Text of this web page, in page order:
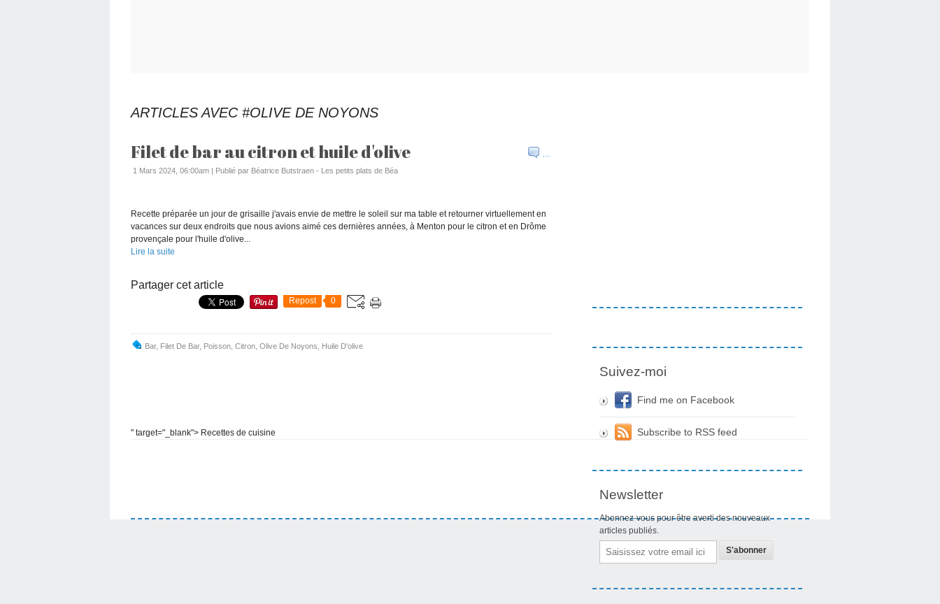
ARTICLES AVEC #OLIVE DE NOYONS
…
Filet de bar au citron et huile d'olive
1 Mars 2024, 06:00am | Publié par Béatrice Butstraen - Les petits plats de Béa
Recette préparée un jour de grisaille j'avais envie de mettre le soleil sur ma table et retourner virtuellement en
vacances sur deux endroits que nous avions aimé ces dernières années, à Menton pour le citron et en Drôme
provençale pour l'huile d'olive...
Lire la suite
Partager cet article
Repost 0
Bar, Filet De Bar, Poisson Citron Olive De Noyons Huile D'olive
Suivez-moi
Find me on Facebook
Subscribe to RSS feed
Newsletter
Abonnez-vous pour être averti des nouveaux
articles publiés.
Email
" target="_blank"> Recettes de cuisine